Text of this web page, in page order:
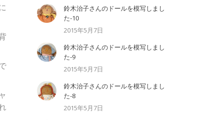
鈴木治子さんのドールを模写しまし
た-10
2015年5月7日
鈴木治子さんのドールを模写しまし
た-9
2015年5月7日
鈴木治子さんのドールを模写しまし
た-8
2015年5月7日